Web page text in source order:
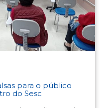
para o público
do Sesc